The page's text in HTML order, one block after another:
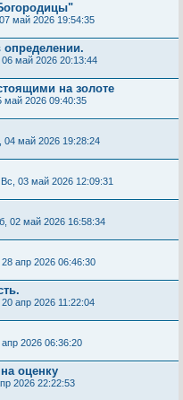
май 2026 19:54:35
май 2026 20:13:44
на золоте
май 2026 09:40:35
04 май 2026 19:28:24
Вс, 03 май 2026 12:09:31
02 май 2026 16:58:34
28 апр 2026 06:46:30
апр 2026 11:22:04
2026 06:36:20
оценку
2026 22:22:53